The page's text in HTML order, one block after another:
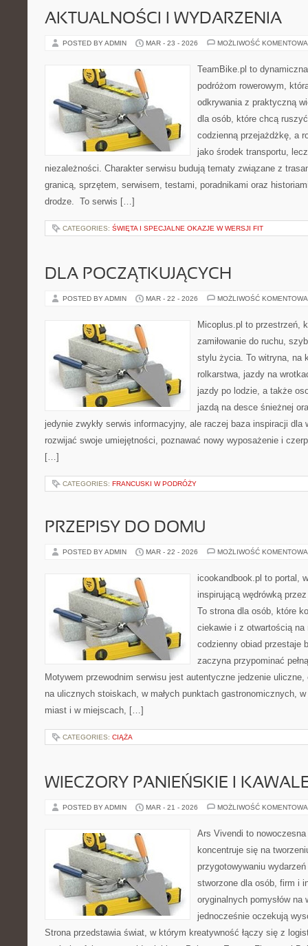
AKTUALNOŚCI I WYDARZENIA
POSTED BY ADMIN MAR - 23 - 2026 MOŻLIWOŚĆ
TeamBike.pl to
podróżom rowerowym,
odkrywania z praktyczną
dla osób, które chcą
codzienną przejażdżkę, a
jako środek transportu,
niezależności. Charakter serwisu budują tematy związane z
granicą, sprzętem, serwisem, testami, poradnikami oraz
drodze. To serwis […]
CATEGORIES: ŚWIĘTA I SPECJALNE OKAZJE W WERSJI FIT
DLA POCZĄTKUJĄCYCH
POSTED BY ADMIN MAR - 22 - 2026 MOŻLIWOŚĆ
Micoplus.pl to przestrzeń,
zamiłowanie do ruchu,
stylu życia. To witryna, na
rolkarstwa, jazdy na
jazdy po lodzie, a także
jazdą na desce śnieżnej
jedynie zwykły serwis informacyjny, ale raczej baza inspiracji
rozwijać swoje umiejętności, poznawać nowy wyposażenie i
[…]
CATEGORIES: FRANCUSKI W PODRÓŻY
PRZEPISY DO DOMU
POSTED BY ADMIN MAR - 22 - 2026 MOŻLIWOŚĆ
icookandbook.pl to portal,
inspirującą wędrówką
To strona dla osób, które
ciekawie i z otwartością na
codzienny obiad przestaje
zaczyna przypominać
Motywem przewodnim serwisu jest autentyczne jedzenie
na ulicznych stoiskach, w małych punktach gastronomicznych,
miast i w miejscach, […]
CATEGORIES: CIĄŻA
WIECZORY PANIEŃSKIE I
POSTED BY ADMIN MAR - 21 - 2026 MOŻLIWOŚĆ
Ars Vivendi to
koncentruje się na
przygotowywaniu
stworzone dla osób, firm i
oryginalnych pomysłów na
jednocześnie oczekują
Strona przedstawia świat, w którym kreatywność łączy się z